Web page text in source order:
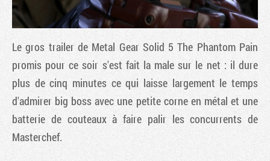
Le gros trailer de Metal Gear Solid 5 The Phantom Pain
promis pour ce soir s'est fait la male sur le net : il dure
plus de cinq minutes ce qui laisse largement le temps
d'admirer big boss avec une petite corne en métal et une
batterie de couteaux à faire palir les concurrents de
Masterchef.